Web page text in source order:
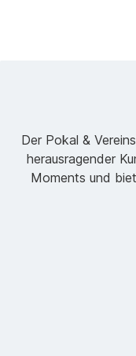
Der Pokal &
herausragender
Moments und